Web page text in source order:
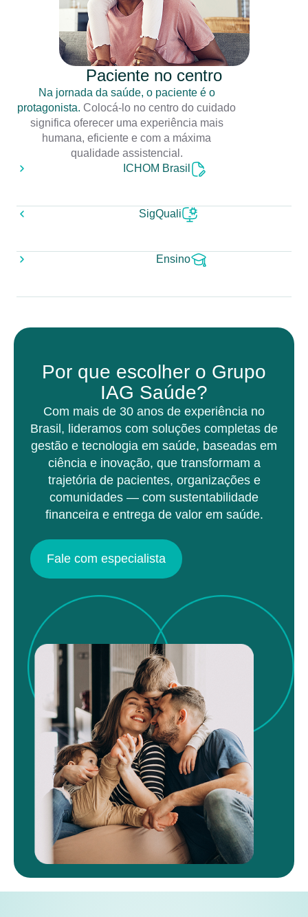
Paciente no centro
Na jornada da saúde, o paciente é o
protagonista. Colocá-lo no centro do cuidado
significa oferecer uma experiência mais
humana, eficiente e com a máxima
qualidade assistencial.
ICHOM Brasil
SigQuali
Ensino
Por que escolher o Grupo
IAG Saúde?
Com mais de 30 anos de experiência no
Brasil, lideramos com soluções completas de
gestão e tecnologia em saúde, baseadas em
ciência e inovação, que transformam a
trajetória de pacientes, organizações e
comunidades — com sustentabilidade
financeira e entrega de valor em saúde.
Fale com especialista